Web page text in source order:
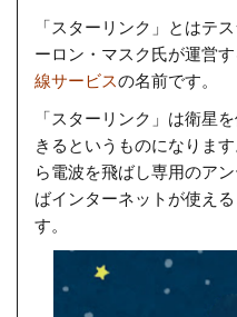
「スターリンク」とはテ
ーロン・マスク氏が運営
線サービスの名前です。
「スターリンク」は衛星
きるというものになりま
ら電波を飛ばし専用のア
ばインターネットが使え
す。